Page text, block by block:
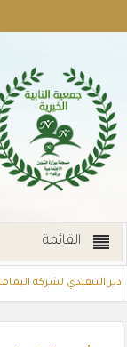
القائمة
التنفيذي لشركة